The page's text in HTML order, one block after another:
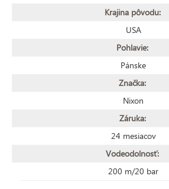
Krajina pôvodu:
USA
Pohlavie:
Pánske
Značka:
Nixon
Záruka:
24 mesiacov
Vodeodolnosť:
200 m/20 bar